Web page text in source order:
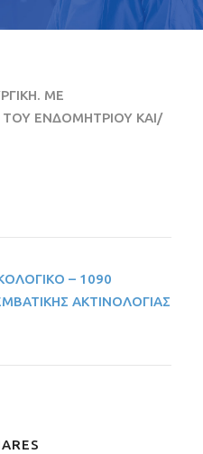
ΜΕ
ΤΟΥ ΕΝΔΟΜΗΤΡΙΟΥ ΚΑΙ/
– 1090
ΑΚΤΙΝΟΛΟΓΙΑΣ